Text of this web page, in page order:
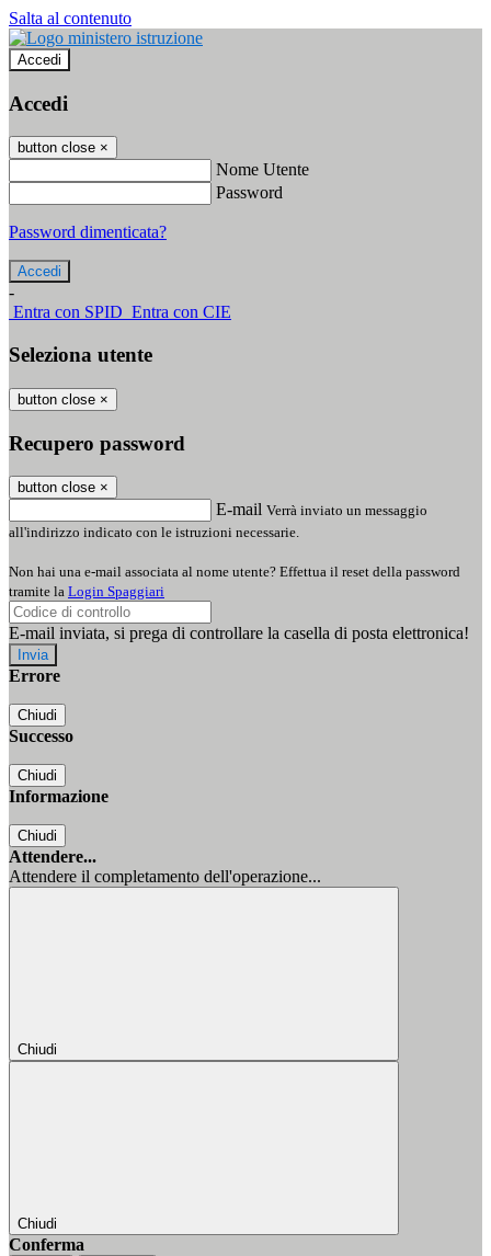
Salta al contenuto
Accedi
Accedi
button close ×
Nome Utente
Password
Password dimenticata?
-
Entra con SPID Entra con CIE
Seleziona utente
button close ×
Recupero password
button close ×
E-mail Verrà inviato un messaggio
all'indirizzo indicato con le istruzioni necessarie.
Non hai una e-mail associata al nome utente? Effettua il reset della password
tramite la Login Spaggiari
E-mail inviata, si prega di controllare la casella di posta elettronica!
Errore
Chiudi
Successo
Chiudi
Informazione
Chiudi
Attendere...
Attendere il completamento dell'operazione...
Chiudi
Chiudi
Conferma